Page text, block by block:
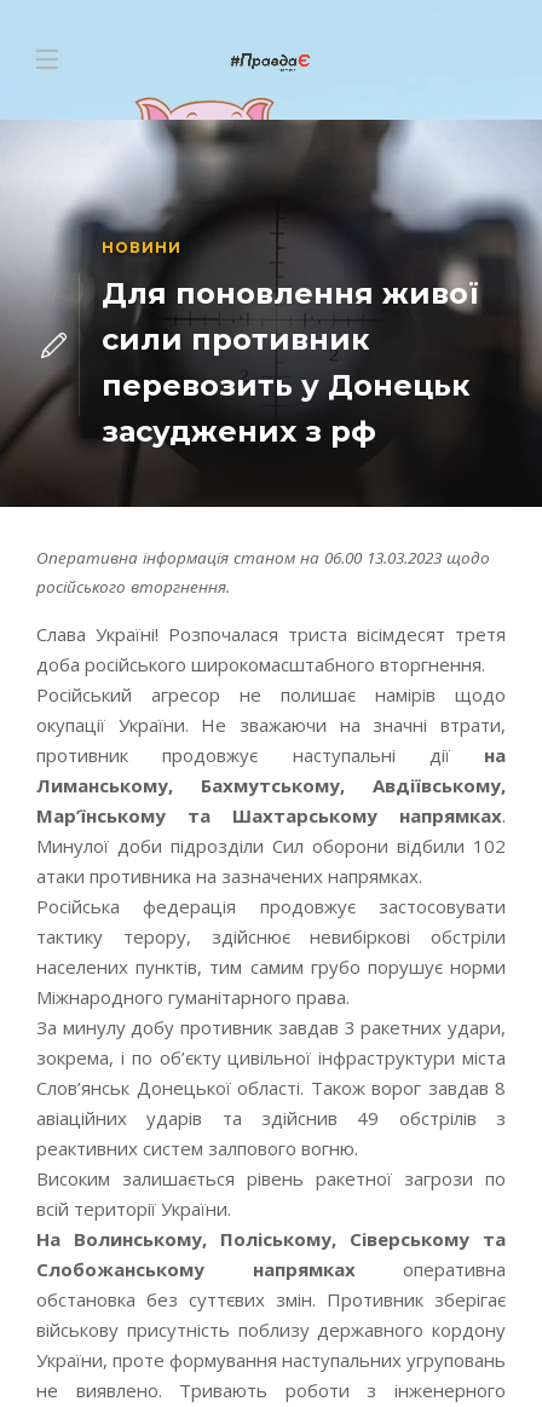
НОВИНИ
Для поновлення живої
сили противник
перевозить у Донецьк
засуджених з рф
Оперативна інформація станом на 06.00 13.03.2023 щодо
російського вторгнення.
Слава Україні! Розпочалася триста вісімдесят третя
доба російського широкомасштабного вторгнення.
Російський агресор не полишає намірів щодо
окупації України. Не зважаючи на значні втрати,
противник продовжує наступальні дії на
Лиманському, Бахмутському, Авдіївському,
Мар’їнському та Шахтарському напрямках.
Минулої доби підрозділи Сил оборони відбили 102
атаки противника на зазначених напрямках.
Російська федерація продовжує застосовувати
тактику терору, здійснює невибіркові обстріли
населених пунктів, тим самим грубо порушує норми
Міжнародного гуманітарного права.
За минулу добу противник завдав 3 ракетних удари,
зокрема, і по об’єкту цивільної інфраструктури міста
Слов’янськ Донецької області. Також ворог завдав 8
авіаційних ударів та здійснив 49 обстрілів з
реактивних систем залпового вогню.
Високим залишається рівень ракетної загрози по
всій території України.
На Волинському, Поліському, Сіверському та
Слобожанському напрямкахоперативна
обстановка без суттєвих змін. Противник зберігає
військову присутність поблизу державного кордону
України, проте формування наступальних угруповань
не виявлено. Тривають роботи з інженерного